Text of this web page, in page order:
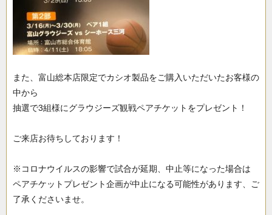
また、富山総本店限定でカシオ製品をご購入いただいたお客様の
中から
抽選で3組様にグラウジーズ観戦ペアチケットをプレゼント！
ご来店お待ちしております！
※コロナウイルスの影響で試合が延期、中止等になった場合は
ペアチケットプレゼント企画が中止になる可能性があります、ご
了承くださいませ。